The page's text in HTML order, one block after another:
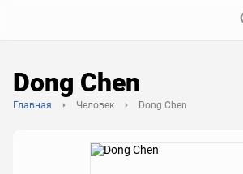
Dong Chen
Главная Человек Dong Chen